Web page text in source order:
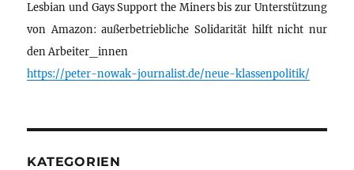
Lesbian und Gays Support the Miners bis zur Unterstützung
von Amazon: außerbetriebliche Solidarität hilft nicht nur
den Arbeiter_innen
https://peter-nowak-journalist.de/neue-klassenpolitik/
KATEGORIEN